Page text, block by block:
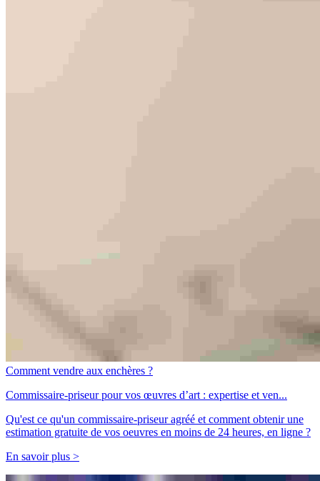
Comment vendre aux enchères ?
Commissaire-priseur pour vos œuvres d’art : expertise et ven...
Qu'est ce qu'un commissaire-priseur agréé et comment obtenir une
estimation gratuite de vos oeuvres en moins de 24 heures, en ligne ?
En savoir plus >